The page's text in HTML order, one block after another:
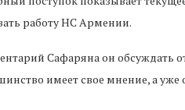
работу НС Армении.
Сафаряна он обсуждать
имеет свое мнение, а уже